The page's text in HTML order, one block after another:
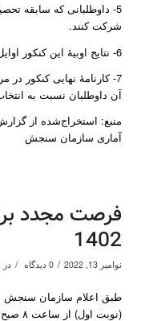
5- داوطلبانی که سابقه
شرکت کنند.
6- نتایج اوبیۀ این کنکور اوایل اسفند اعلام خواهد شد.
آن داوطلبان نسبت به
منبع: استخراج‌شده از
آماری سازمان سنجش
فرصت مجدد
1402
نوامبر 13, 2022 / 0 دیدگاه / در